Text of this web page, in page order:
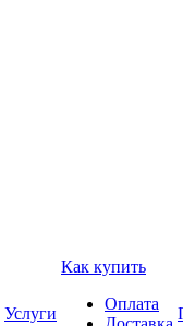
Услуги
Как купить
Оплата